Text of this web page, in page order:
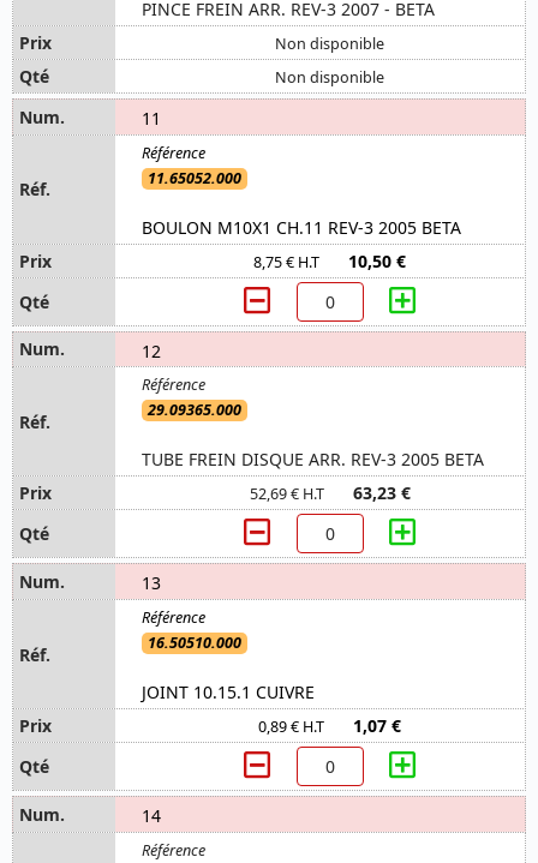
PINCE FREIN ARR. REV-3 2007 - BETA
Non disponible
Non disponible
11
11.65052.000
BOULON M10X1 CH.11 REV-3 2005 BETA
8,75 € H.T 10,50 €
12
29.09365.000
TUBE FREIN DISQUE ARR. REV-3 2005 BETA
52,69 € H.T 63,23 €
13
16.50510.000
JOINT 10.15.1 CUIVRE
0,89 € H.T 1,07 €
14